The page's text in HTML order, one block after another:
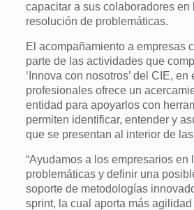
capacitar a sus colaboradores
resolución de problemáticas.
El acompañamiento a empresas
parte de las actividades que
‘Innova con nosotros’ del CIE,
profesionales ofrece un
entidad para apoyarlos con
permiten identificar, entender y
que se presentan al interior de
“Ayudamos a los empresarios
problemáticas y definir una
soporte de metodologías
sprint, la cual aporta más